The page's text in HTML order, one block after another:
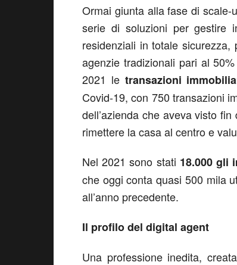
Ormai giunta alla fase di
serie di soluzioni per gestire
residenziali in totale
agenzie tradizionali pari al
2021 le transazioni
Covid-19, con 750 transazioni
dell’azienda che aveva visto
rimettere la casa al centro e
Nel 2021 sono stati 18.000 gli
che oggi conta quasi 500 mila
all’anno precedente.
Il profilo del digital agent
Una professione inedita,